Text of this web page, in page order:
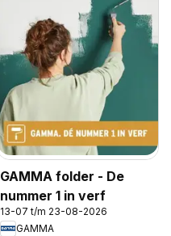
GAMMA folder - De
nummer 1 in verf
13-07 t/m 23-08-2026
GAMMA